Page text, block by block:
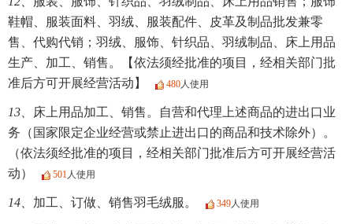
鞋帽、服装面料、羽绒、服装配件、皮革及制品批发兼零
售、代购代销；羽绒、服饰、针织品、羽绒制品、床上用品
生产、加工、销售。【依法须经批准的项目，经相关部门批
准后方可开展经营活动】
480人使用
13、
床上用品加工、销售。自营和代理上述商品的进出口业
务（国家限定企业经营或禁止进出口的商品和技术除外）。
（依法须经批准的项目，经相关部门批准后方可开展经营活
动）
501人使用
14、 加工、订做、销售羽毛绒服。 349人使用